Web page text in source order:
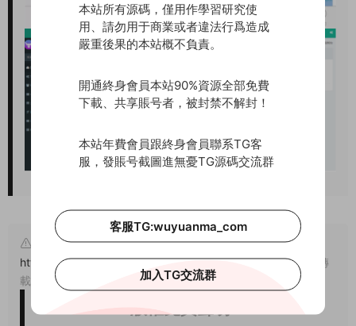
原文鏈接：
https://www.wuyuanma.com/wzym/phpym/10576.html
，轉
載請注明出處。
本站所有源碼，僅用作學習研究使
用、請勿用于商業或者違法行爲造成
嚴重後果的本站概不負責。
開通終身會員本站90%資源全部免費
下載、共享賬号者，被封禁不解封！
本站年費會員跟終身會員聯系TG客
服，發賬号截圖進無憂TG源碼交流群
客服TG:wuyuanma_com
加入TG交流群